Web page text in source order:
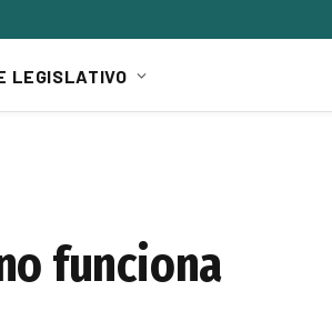
LEGISLATIVO
funciona